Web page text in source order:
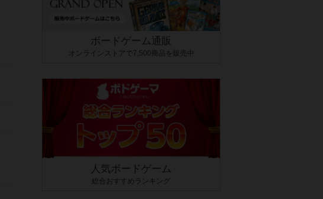
ボードゲーム通販
オンラインストアで7,500商品を販売中
人気ボードゲーム
総合おすすめランキング